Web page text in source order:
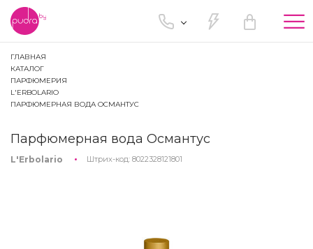
ГЛАВНАЯ
КАТАЛОГ
ПАРФЮМЕРИЯ
L'ERBOLARIO
ПАРФЮМЕРНАЯ ВОДА ОСМАНТУС
Парфюмерная вода Османтус
L'Erbolario Штрих-код: 8022328121801